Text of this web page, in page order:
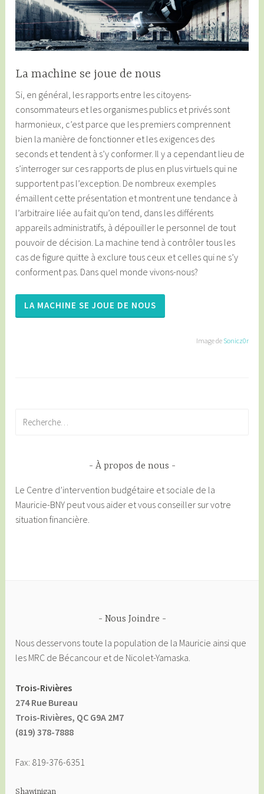
La machine se joue de nous
Si, en général, les rapports entre les citoyens-
consommateurs et les organismes publics et privés sont
harmonieux, c’est parce que les premiers comprennent
bien la manière de fonctionner et les exigences des
seconds et tendent à s’y conformer. Il y a cependant lieu de
s’interroger sur ces rapports de plus en plus virtuels qui ne
supportent pas l’exception. De nombreux exemples
émaillent cette présentation et montrent une tendance à
l’arbitraire liée au fait qu’on tend, dans les différents
appareils administratifs, à dépouiller le personnel de tout
pouvoir de décision. La machine tend à contrôler tous les
cas de figure quitte à exclure tous ceux et celles qui ne s’y
conforment pas. Dans quel monde vivons-nous?
LA MACHINE SE JOUE DE NOUS
Image de Sonicz0r
À propos de nous
Le Centre d’intervention budgétaire et sociale de la
Mauricie-BNY peut vous aider et vous conseiller sur votre
situation financière.
Nous Joindre
Nous desservons toute la population de la Mauricie ainsi que
les MRC de Bécancour et de Nicolet-Yamaska.
Trois-Rivières
274 Rue Bureau
Trois-Rivières, QC G9A 2M7
(819) 378-7888
Fax: 819-376-6351
Shawinigan